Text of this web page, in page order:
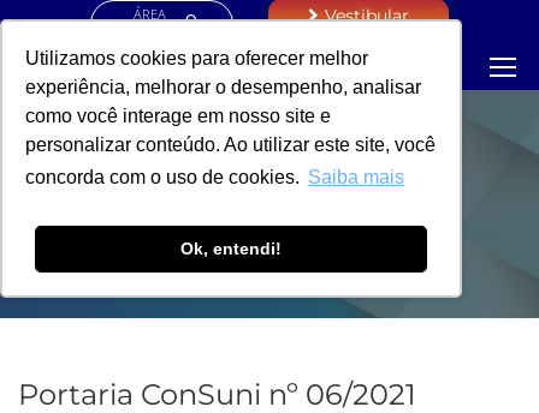
Utilizamos cookies para oferecer melhor
experiência, melhorar o desempenho, analisar
como você interage em nosso site e
personalizar conteúdo. Ao utilizar este site, você
concorda com o uso de cookies. Saiba mais
Ok, entendi!
ÁREA
Vestibular
PORTARIA -
REITORIA
Portaria ConSuni nº 06/2021